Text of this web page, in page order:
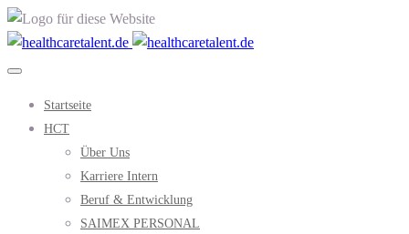
Startseite
HCT
Über Uns
Karriere Intern
Beruf & Entwicklung
SAIMEX PERSONAL